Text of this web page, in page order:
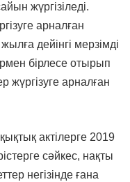
жүргізіледі.
арналған
дейінгі мерзімді
бірлесе отырып
жүргізуге арналған
актілерге 2019
сәйкес, нақты
негізінде ғана